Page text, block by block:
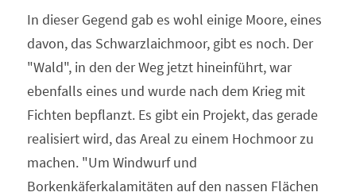
In dieser Gegend gab es wohl einige Moore, eines
davon, das Schwarzlaichmoor, gibt es noch. Der
"Wald", in den der Weg jetzt hineinführt, war
ebenfalls eines und wurde nach dem Krieg mit
Fichten bepflanzt. Es gibt ein Projekt, das gerade
realisiert wird, das Areal zu einem Hochmoor zu
machen. "Um Windwurf und
Borkenkäferkalamitäten auf den nassen Flächen